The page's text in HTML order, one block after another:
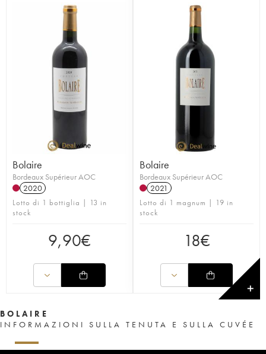
Bolaire
Bordeaux Supérieur AOC
2020
Lotto di 1 bottiglia | 13 in
stock
9,90€
Bolaire
Bordeaux Supérieur AOC
2021
Lotto di 1 magnum | 19 in
stock
18€
✕
BOLAIRE
INFORMAZIONI SULLA TENUTA E SULLA CUVÉE